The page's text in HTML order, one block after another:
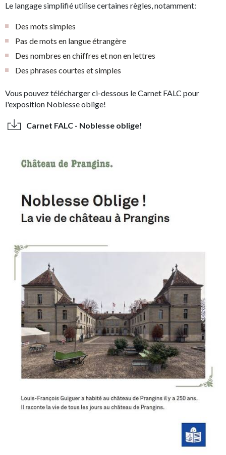
Le langage simplifié utilise certaines règles, notamment:
Des mots simples
Pas de mots en langue étrangère
Des nombres en chiffres et non en lettres
Des phrases courtes et simples
Vous pouvez télécharger ci-dessous le Carnet FALC pour
l'exposition Noblesse oblige!
Carnet FALC - Noblesse oblige!